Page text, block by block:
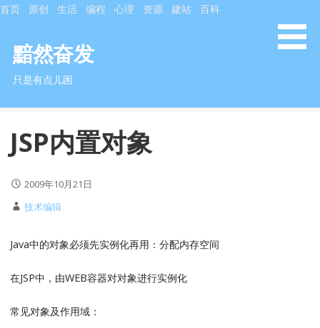
S
首页 原创 生活 编程 心理 资源 建站 百科
黯然奋发
只是有点儿困
JSP内置对象
2009年10月21日
技术编辑
Java中的对象必须先实例化再用：分配内存空间
在JSP中，由WEB容器对对象进行实例化
常见对象及作用域：